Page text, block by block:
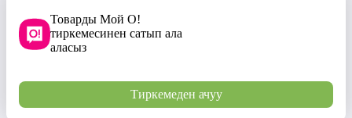
Товарды Мой О!
тиркемесинен сатып ала
аласыз
Тиркемеден ачуу